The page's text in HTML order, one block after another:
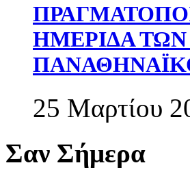
ΗΜΕΡΙΔΑ
25 Μαρτίου
Σαν Σήμερα